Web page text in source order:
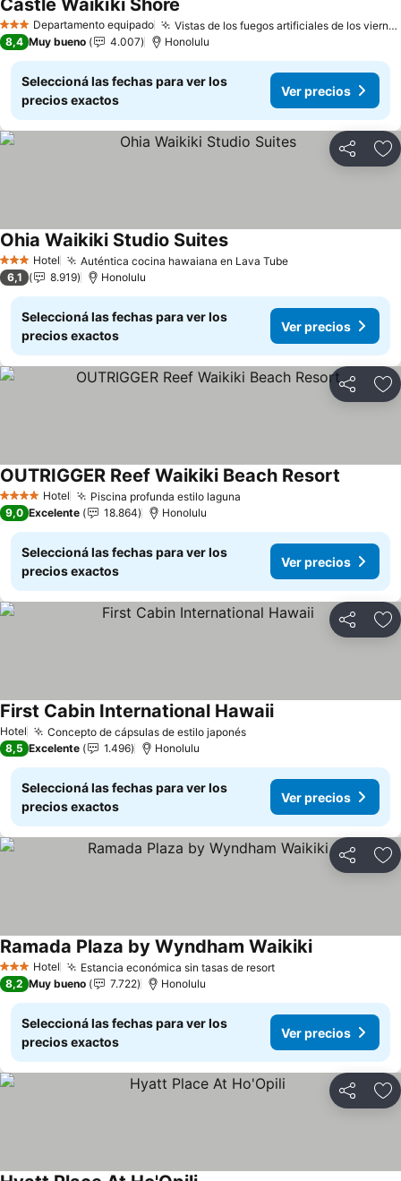
3 EstrellasDepartamento equipado Vistas de los fuegos artificiales de los viernes por la noche
Castle Waikīkī Shore
8,4 Muy bueno 4.007 Honolulu
Seleccioná las fechas para ver los
precios exactos
Ver precios
Compartir
3 Estrellas
Hotel Auténtica cocina hawaiana en Lava TubeVer precios
Ohia Waikiki Studio SuitesVer precios
6,1 8.919 Honolulu
Seleccioná las fechas para ver los
precios exactos
Ver precios
Compartir
4 EstrellasHotel Piscina profunda estilo laguna
OUTRIGGER Reef Waikiki Beach Resort
9,0 Excelente 18.864 Honolulu
Seleccioná las fechas para ver los
precios exactos
Ver precios
Compartir
Hotel Concepto de cápsulas de estilo japonésVer precios
First Cabin International HawaiiVer precios
8,5 Excelente 1.496 Honolulu
Seleccioná las fechas para ver los
precios exactos
Ver precios
Compartir
3 Estrellas
Hotel Estancia económica sin tasas de resortVer precios
Ramada Plaza by Wyndham WaikikiVer precios
8,2 Muy bueno 7.722 Honolulu
Seleccioná las fechas para ver los
precios exactos
Ver precios
Compartir